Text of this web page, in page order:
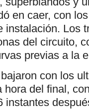
en caer, con
instalación. Los
del circuito,
previas a la
con los
hora del final,
instantes